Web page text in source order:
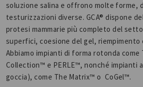
soluzione salina e offrono molte forme,
testurizzazioni diverse. GCA® dispone
protesi mammarie più completo del
superfici, coesione del gel, riempimento
Abbiamo impianti di forma rotonda come
Collection™ e PERLE™, nonché impianti
goccia), come The Matrix™ o CoGel™.